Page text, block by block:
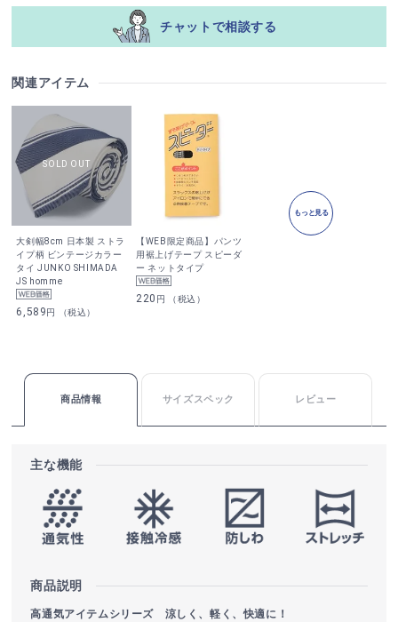
チャットで相談する
関連アイテム
大剣幅8cm 日本製 ストラ
イプ柄 ビンテージカラー
タイ JUNKO SHIMADA
JS homme
6,589円 （税込）
【WEB限定商品】パンツ
用裾上げテープ スピーダ
ー ネットタイプ
220 円 （税込）
もっと見る
商品情報 サイズスペック レビュー
主な機能
商品説明
高通気アイテムシリーズ 涼しく、軽く、快適に！